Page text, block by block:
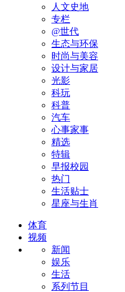
人文史地
专栏
@世代
生态与环保
时尚与美容
设计与家居
光影
科玩
科普
汽车
心事家事
精选
特辑
早报校园
热门
生活贴士
星座与生肖
体育
视频
新闻
娱乐
生活
系列节目